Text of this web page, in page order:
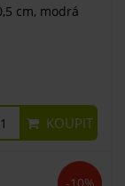
cm, modrá
KOUPIT